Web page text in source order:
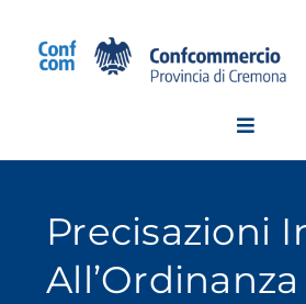
contenuto
Precisazioni
All’Ordinanza